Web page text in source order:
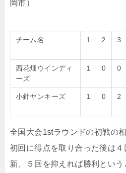
岡市）
チーム名 1 2 3
西花畑ウインディ
ーズ
1 0 0
小針ヤンキーズ 1 0 2
全国大会1stラウンドの初戦の
初回に得点を取り合った後は４
新。５回を抑えれば勝利とい